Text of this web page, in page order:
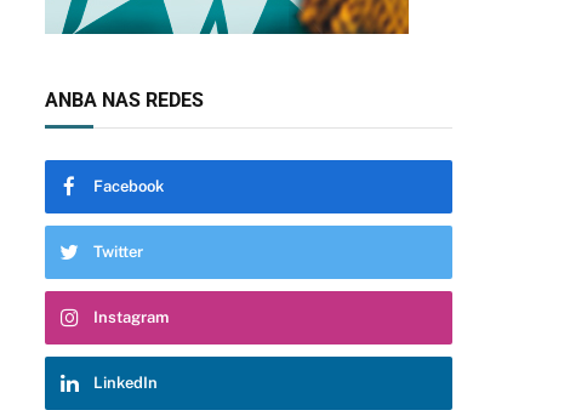
ANBA NAS REDES
Facebook
Twitter
Instagram
LinkedIn